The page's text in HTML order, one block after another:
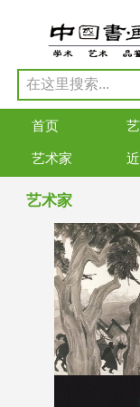
首页
艺术家
艺术家